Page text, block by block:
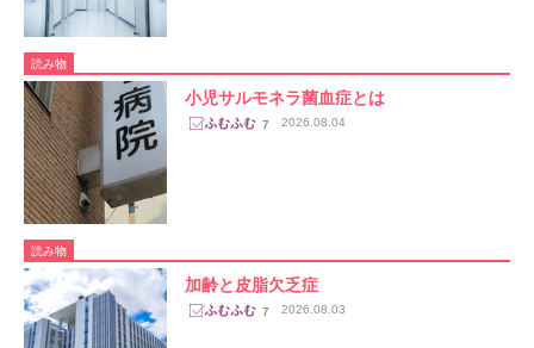
読み物
小児サルモネラ菌血症とは
7 2026.08.04
読み物
加齢と皮脂欠乏症
7 2026.08.03